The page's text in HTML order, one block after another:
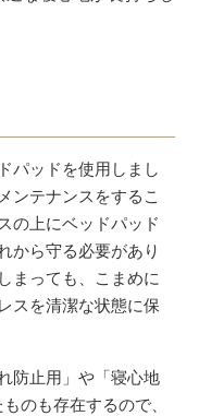
パッドを使用しまし
ンテナンスをするこ
の上にベッドパッド
から守る必要があり
まっても、こまめに
スを清潔な状態に保
防止用」や「寝心地
のも存在するので、